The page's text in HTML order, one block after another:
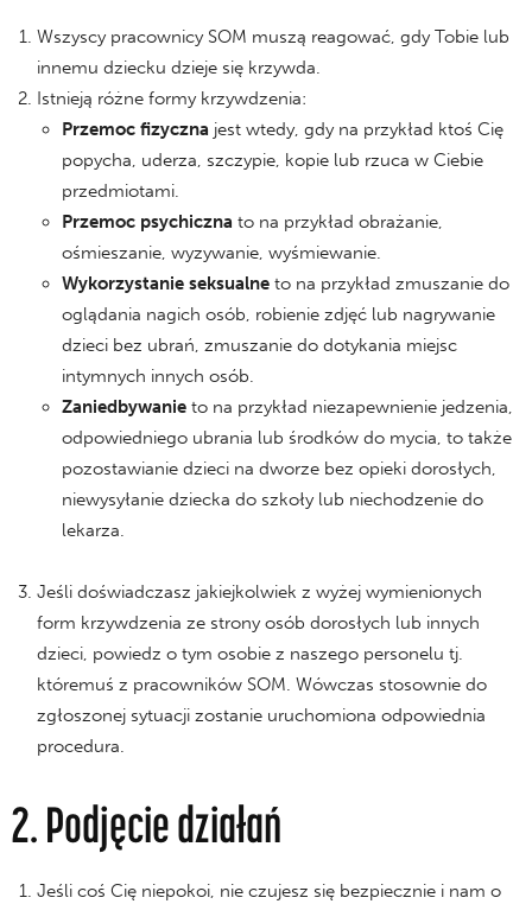
Wszyscy pracownicy SOM muszą reagować, gdy Tobie lub
innemu dziecku dzieje się krzywda.
Istnieją różne formy krzywdzenia:
Przemoc fizyczna jest wtedy, gdy na przykład ktoś Cię
popycha, uderza, szczypie, kopie lub rzuca w Ciebie
przedmiotami.
Przemoc psychiczna to na przykład obrażanie,
ośmieszanie, wyzywanie, wyśmiewanie.
Wykorzystanie seksualne to na przykład zmuszanie do
oglądania nagich osób, robienie zdjęć lub nagrywanie
dzieci bez ubrań, zmuszanie do dotykania miejsc
intymnych innych osób.
Zaniedbywanie to na przykład niezapewnienie jedzenia,
odpowiedniego ubrania lub środków do mycia, to także
pozostawianie dzieci na dworze bez opieki dorosłych,
niewysyłanie dziecka do szkoły lub niechodzenie do
lekarza.
Jeśli doświadczasz jakiejkolwiek z wyżej wymienionych
form krzywdzenia ze strony osób dorosłych lub innych
dzieci, powiedz o tym osobie z naszego personelu tj.
któremuś z pracowników SOM. Wówczas stosownie do
zgłoszonej sytuacji zostanie uruchomiona odpowiednia
procedura.
2. Podjęcie działań
Jeśli coś Cię niepokoi, nie czujesz się bezpiecznie i nam o